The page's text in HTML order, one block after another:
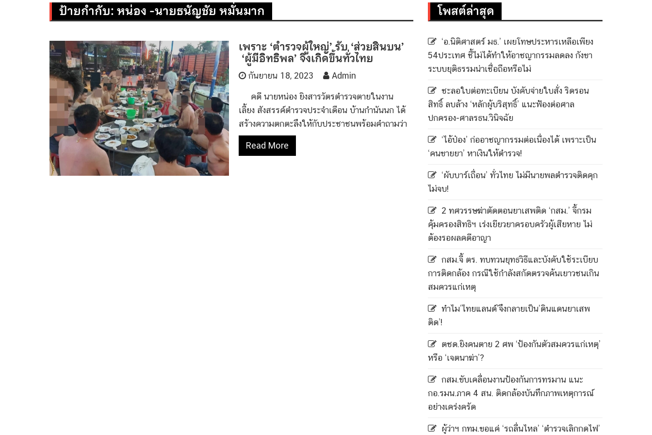
ป้ายกำกับ:หน่อง -นายธนัญชัย หมั่นมาก
เพราะ ‘ตำรวจผู้ใหญ่’ รับ ‘ส่วยสินบน’
‘ผู้มีอิทธิพล’ จึงเกิดขึ้นทั่วไทย
กันยายน 18, 2023 Admin
คดี นายหน่อง ยิงสารวัตรตำรวจตายในงาน
เลี้ยง สังสรรค์ตำรวจประจำเดือน บ้านกำนันนก ได้
สร้างความตกตะลึงให้กับประชาชนพร้อมคำถามว่า
Read More
โพสต์ล่าสุด
‘อ.นิติศาสตร์ มธ.’ เผยโทษประหารเหลือเพียง
54ประเทศ ชี้ไม่ได้ทำให้อาชญากรรมลดลง กังขา
ระบบยุติธรรมน่าเชื่อถือหรือไม่
ชะลอใบต่อทะเบียน บังคับจ่ายใบสั่ง ริดรอน
สิทธิ์ ลบล้าง ‘หลักผู้บริสุทธิ์’ แนะฟ้องต่อศาล
ปกครอง-ศาลรธน.วินิจฉัย
‘ไอ้ป๋อง’ ก่ออาชญากรรมต่อเนื่องได้ เพราะเป็น
‘คนขายยา’ หาเงินให้ตำรวจ!
‘ผับบาร์เถื่อน’ ทั่วไทย ไม่มีนายพลตำรวจติดคุก
ไม่จบ!
2 ทศวรรษฆ่าตัดตอนยาเสพติด ‘กสม.’ จี้กรม
คุ้มครองสิทธิฯ เร่งเยียวยาครอบครัวผู้เสียหาย ไม่
ต้องรอผลคดีอาญา
กสม.จี้ ตร. ทบทวนยุทธวิธีและบังคับใช้ระเบียบ
การติดกล้อง กรณีใช้กำลังสกัดตรวจค้นเยาวชนเกิน
สมควรแก่เหตุ
ทำไม’ไทยแลนด์’จึงกลายเป็น’ดินแดนยาเสพ
ติด’!
ตชด.ยิงคนตาย 2 ศพ ‘ป้องกันตัวสมควรแก่เหตุ’
หรือ ‘เจตนาฆ่า’?
กสม.ขับเคลื่อนงานป้องกันการทรมาน แนะ
กอ.รมน.ภาค 4 สน. ติดกล้องบันทึกภาพเหตุการณ์
อย่างเคร่งครัด
ผู้ว่าฯ กทม.ขอแค่ ‘รถลื่นไหล’ ‘ตำรวจเลิกกดไฟ’